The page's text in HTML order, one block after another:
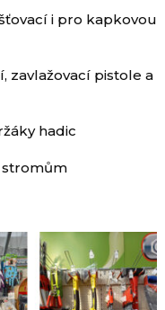
i pro kapkovou
zavlažovací pistole a
hadic
stromům